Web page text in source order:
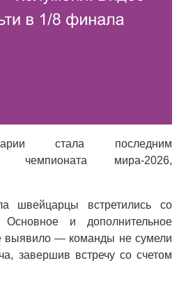
стала последним
чемпионата мира-2026,
швейцарцы встретились со
и дополнительное
выявило — команды не сумели
завершив встречу со счетом